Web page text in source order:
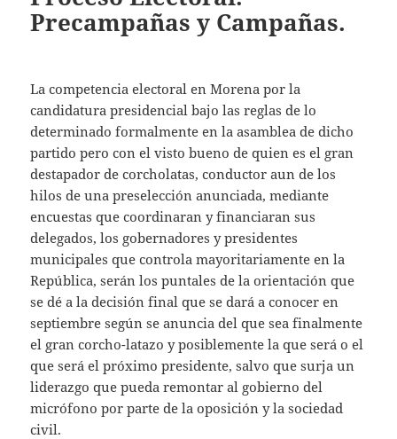
Precampañas y Campañas.
La competencia electoral en Morena por la
candidatura presidencial bajo las reglas de lo
determinado formalmente en la asamblea de dicho
partido pero con el visto bueno de quien es el gran
destapador de corcholatas, conductor aun de los
hilos de una preselección anunciada, mediante
encuestas que coordinaran y financiaran sus
delegados, los gobernadores y presidentes
municipales que controla mayoritariamente en la
República, serán los puntales de la orientación que
se dé a la decisión final que se dará a conocer en
septiembre según se anuncia del que sea finalmente
el gran corcho-latazo y posiblemente la que será o el
que será el próximo presidente, salvo que surja un
liderazgo que pueda remontar al gobierno del
micrófono por parte de la oposición y la sociedad
civil.